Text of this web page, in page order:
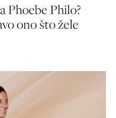
Phoebe Philo?
ono što žele